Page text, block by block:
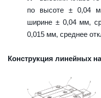
по высоте ± 0,04
ширине ± 0,04 мм,
0,015 мм, среднее
Конструкция линейных